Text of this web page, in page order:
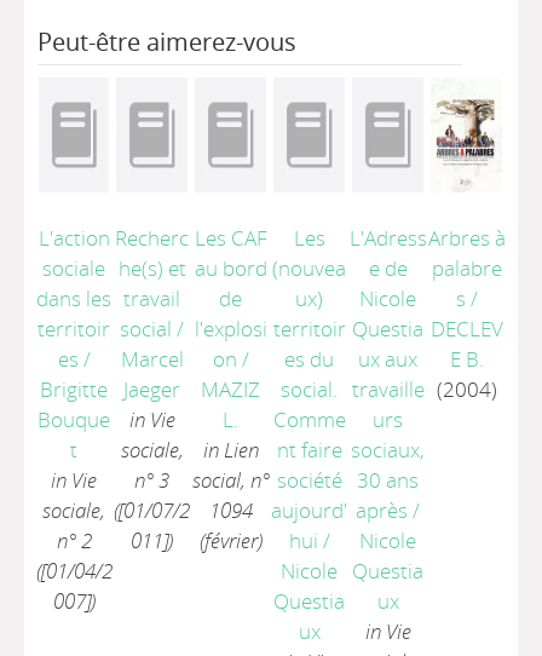
Peut-être aimerez-vous
L'action
sociale
dans les
territoir
es /
Brigitte
Bouque
t
in Vie
sociale,
n° 2
([01/04/2
007])
Recherc
he(s) et
travail
social /
Marcel
Jaeger
in Vie
sociale,
n° 3
([01/07/2
011])
Les CAF
au bord
de
l'explosi
on /
MAZIZ
L.
in Lien
social, n°
1094
(février)
Les
(nouvea
ux)
territoir
es du
social.
Comme
nt faire
société
aujourd'
hui /
Nicole
Questia
ux
L'Adress
e de
Nicole
Questia
ux aux
travaille
urs
sociaux,
30 ans
après /
Nicole
Questia
ux
in Vie
Arbres à
palabre
s /
DECLEV
E B.
(2004)